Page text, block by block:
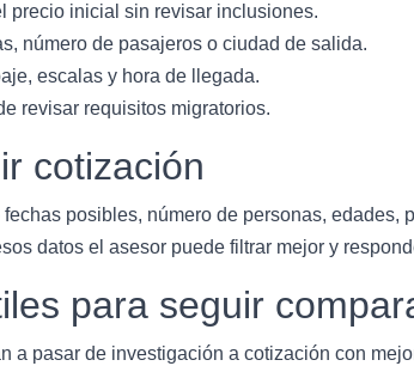
precio inicial sin revisar inclusiones.
número de pasajeros o ciudad de salida.
escalas y hora de llegada.
revisar requisitos migratorios.
cotización
posibles, número de personas,
datos el asesor puede filtrar mejor y
para seguir
a pasar de investigación a cotización con